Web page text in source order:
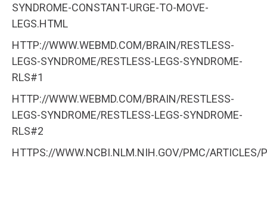
SYNDROME-CONSTANT-URGE-TO-MOVE-
LEGS.HTML
HTTP://WWW.WEBMD.COM/BRAIN/RESTLESS-
LEGS-SYNDROME/RESTLESS-LEGS-SYNDROME-
RLS#1
HTTP://WWW.WEBMD.COM/BRAIN/RESTLESS-
LEGS-SYNDROME/RESTLESS-LEGS-SYNDROME-
RLS#2
HTTPS://WWW.NCBI.NLM.NIH.GOV/PMC/